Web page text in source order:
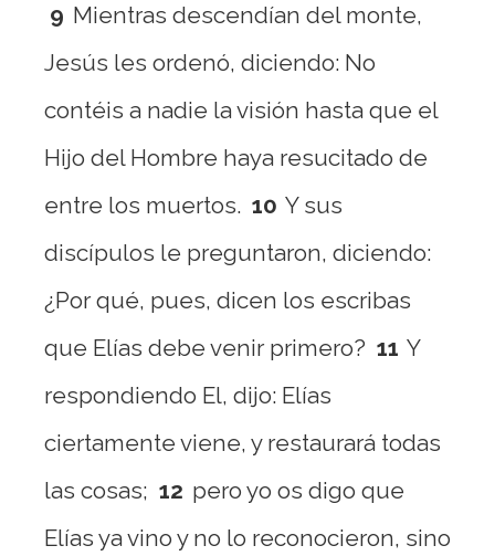
9 Mientras descendían del monte,
Jesús les ordenó, diciendo: No
contéis a nadie la visión hasta que el
Hijo del Hombre haya resucitado de
entre los muertos. 10 Y sus
discípulos le preguntaron, diciendo:
¿Por qué, pues, dicen los escribas
que Elías debe venir primero? 11 Y
respondiendo El, dijo: Elías
ciertamente viene, y restaurará todas
las cosas; 12 pero yo os digo que
Elías ya vino y no lo reconocieron, sino